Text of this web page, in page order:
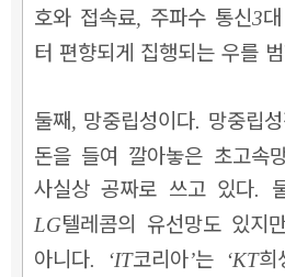
호와 접속료, 주파수 통신3
터 편향되게 집행되는 우를
둘째, 망중립성이다. 망중립
돈을 들여 깔아놓은 초고속
사실상 공짜로 쓰고 있다.
LG텔레콤의 유선망도 있지
아니다. ‘IT코리아’는 ‘KT희